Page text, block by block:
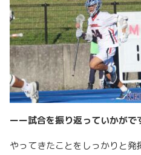
ーー試合を振り返っていかがで
やってきたことをしっかりと